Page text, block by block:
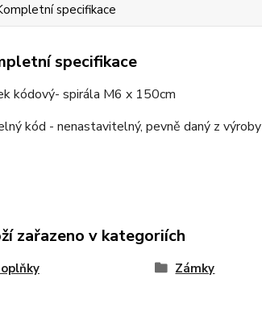
specifikace
specifikace
kódový- spirála M6 x 150cm
kód - nenastavitelný, pevně daný z výroby
zařazeno v kategoriích
Zámky